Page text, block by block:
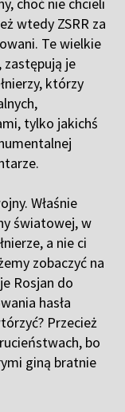
wtedy ZSRR za
Te wielkie
zastępują je
którzy
tylko jakichś
Właśnie
światowej, w
a nie ci
zobaczyć na
Rosjan do
hasła
Przecież
bo
giną bratnie